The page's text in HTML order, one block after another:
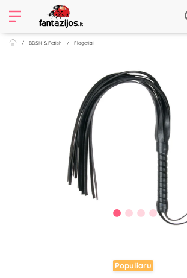
BDSM & Fetish Flogeriai
Populiaru